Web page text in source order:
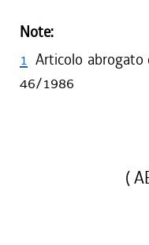
Note:
1 Articolo abrogato
46/1986
(